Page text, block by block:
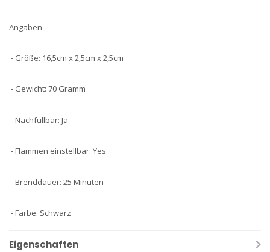
Angaben
- Größe: 16,5cm x 2,5cm x 2,5cm
- Gewicht: 70 Gramm
- Nachfüllbar: Ja
- Flammen einstellbar: Yes
- Brenddauer: 25 Minuten
- Farbe: Schwarz
Eigenschaften